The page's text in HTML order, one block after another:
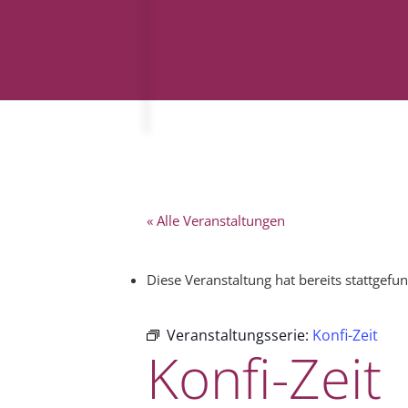
« Alle Veranstaltungen
Diese Veranstaltung hat bereits
Veranstaltungsserie: Konfi-Zeit
Konfi-Zeit